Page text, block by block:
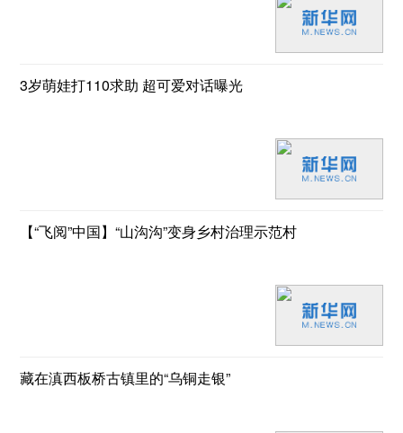
3岁萌娃打110求助 超可爱对话曝光
【“飞阅”中国】“山沟沟”变身乡村治理示范村
藏在滇西板桥古镇里的“乌铜走银”